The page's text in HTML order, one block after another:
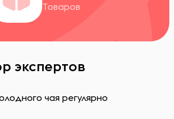
Товаров
экспертов
чая регулярно